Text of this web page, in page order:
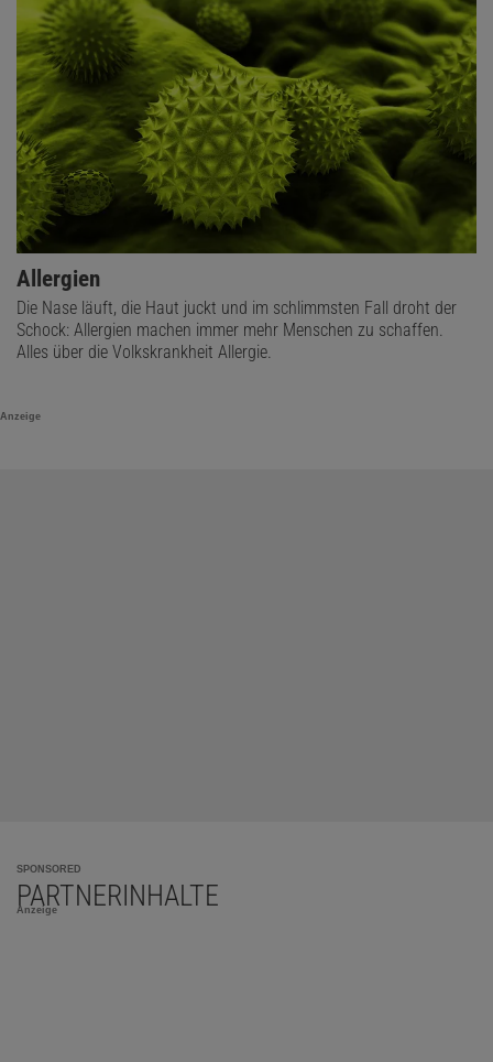
Allergien
Die Nase läuft, die Haut juckt und im schlimmsten Fall droht der
Schock: Allergien machen immer mehr Menschen zu schaffen.
Alles über die Volkskrankheit Allergie.
Anzeige
SPONSORED
PARTNERINHALTE
Anzeige